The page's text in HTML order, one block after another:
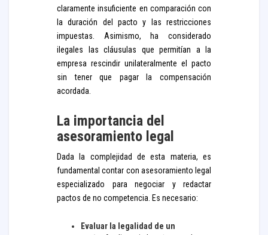
claramente insuficiente en comparación con
la duración del pacto y las restricciones
impuestas. Asimismo, ha considerado
ilegales las cláusulas que permitían a la
empresa rescindir unilateralmente el pacto
sin tener que pagar la compensación
acordada.
La importancia del
asesoramiento legal
Dada la complejidad de esta materia, es
fundamental contar con asesoramiento legal
especializado para negociar y redactar
pactos de no competencia. Es necesario:
Evaluar la legalidad de un